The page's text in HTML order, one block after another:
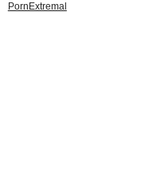
PornExtremal